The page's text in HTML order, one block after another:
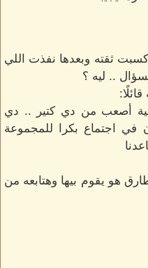
ثقته وبعدها نفذت اللي
.. ليه ؟
أصعب من دي كتير .. دي
في اجتماع بكرا للمجموعة
هو يقوم بيها وهتابعه من